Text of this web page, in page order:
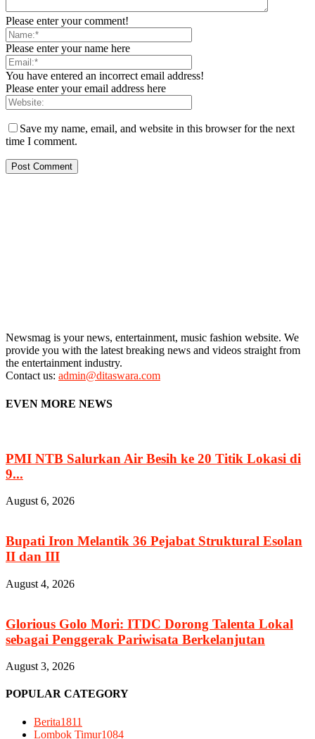
Please enter your comment!
Please enter your name here
You have entered an incorrect email address!
Please enter your email address here
Save my name, email, and website in this browser for the next
time I comment.
Newsmag is your news, entertainment, music fashion website. We
provide you with the latest breaking news and videos straight from
the entertainment industry.
Contact us: admin@ditaswara.com
EVEN MORE NEWS
PMI NTB Salurkan Air Besih ke 20 Titik Lokasi di
9...
August 6, 2026
Bupati Iron Melantik 36 Pejabat Struktural Esolan
II dan III
August 4, 2026
Glorious Golo Mori: ITDC Dorong Talenta Lokal
sebagai Penggerak Pariwisata Berkelanjutan
August 3, 2026
POPULAR CATEGORY
Berita1811
Lombok Timur1084